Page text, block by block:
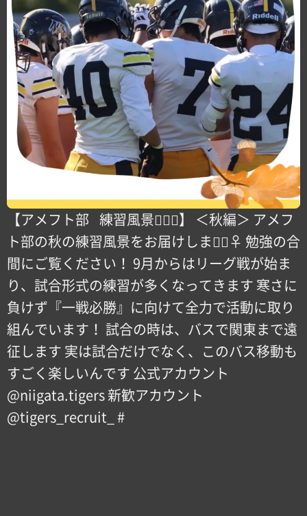
【アメフト部⠀練習風景🏋🏻‍♀️】 ＜秋編＞ アメフ
ト部の秋の練習風景をお届けします🏻‍♀️ 勉強の合
間にご覧ください！ 9月からはリーグ戦が始ま
り、試合形式の練習が多くなってきます 寒さに
負けず『一戦必勝』に向けて全力で活動に取り
組んでいます！ 試合の時は、バスで関東まで遠
征します 実は試合だけでなく、このバス移動も
すごく楽しいんです 公式アカウント️
@niigata.tigers 新歓アカウント️
@tigers_recruit_ #